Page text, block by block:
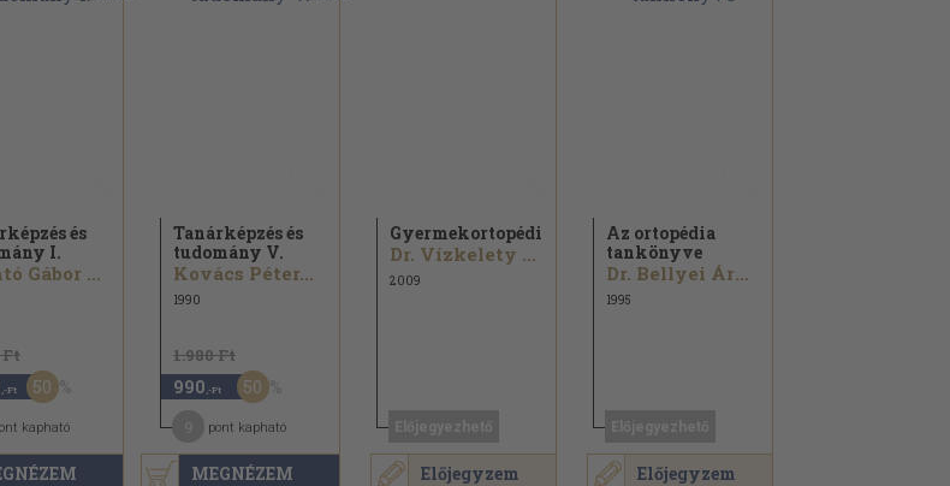
és
I.
Szántó Gábor András...
Ft
,-Ft 50
kapható
MEGNÉZEM
Tanárképzés és
tudomány V.
Kovács Péter...
1990
1.980 Ft
990 ,-Ft 50
pont kapható
Előjegyzem
Gyermekortopédia
Dr. Vízkelety Tibor...
2009
Előjegyzem
Az ortopédia
tankönyve
Dr. Bellyei Árpád...
1995